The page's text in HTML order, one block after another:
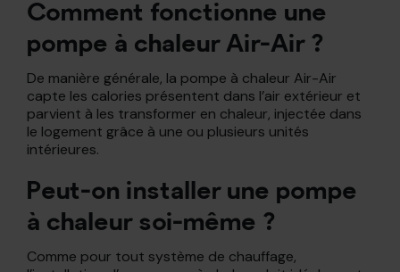
Comment fonctionne une
pompe à chaleur Air-Air ?
De manière générale, la pompe à chaleur Air-Air
capte les calories présentent dans l’air extérieur et
parvient à les transformer en chaleur, injectée dans
le logement grâce à une ou plusieurs unités
intérieures.
Peut-on installer une pompe
à chaleur soi-même ?
Comme pour tout système de chauffage,